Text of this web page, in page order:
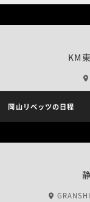
KM
岡山リベッツの日程